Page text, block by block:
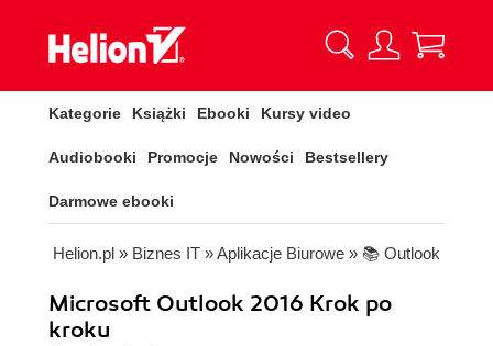
Kategorie Książki Ebooki Kursy video
Audiobooki Promocje Nowości Bestsellery
Darmowe ebooki
Helion.pl » Biznes IT »Aplikacje Biurowe » 📚 Outlook
Microsoft Outlook 2016 Krok po
kroku